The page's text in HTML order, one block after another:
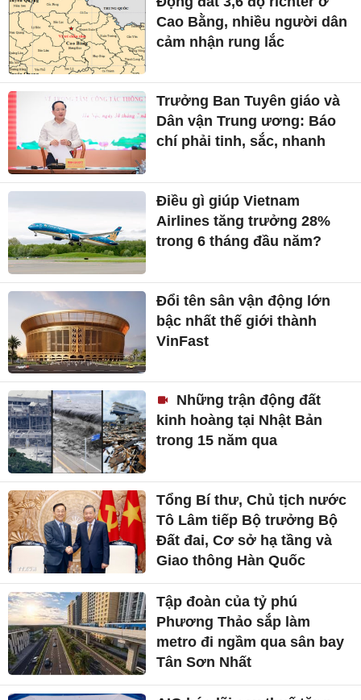
Cao Bằng, nhiều người dân
cảm nhận rung lắc
Trưởng Ban Tuyên giáo và
Dân vận Trung ương: Báo
chí phải tinh, sắc, nhanh
Điều gì giúp Vietnam
Airlines tăng trưởng 28%
trong 6 tháng đầu năm?
Đổi tên sân vận động lớn
bậc nhất thế giới thành
VinFast
Những trận động đất
kinh hoàng tại Nhật Bản
trong 15 năm qua
Tổng Bí thư, Chủ tịch nước
Tô Lâm tiếp Bộ trưởng Bộ
Đất đai, Cơ sở hạ tầng và
Giao thông Hàn Quốc
Tập đoàn của tỷ phú
Phương Thảo sắp làm
metro đi ngầm qua sân bay
Tân Sơn Nhất